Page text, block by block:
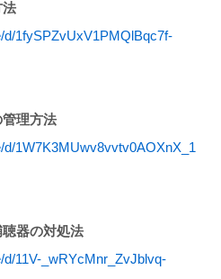
法
d/1fySPZvUxV1PMQlBqc7f-
理方法
d/1W7K3MUwv8vvtv0AOXnX_1
器の対処法
d/11V-_wRYcMnr_ZvJblvq-